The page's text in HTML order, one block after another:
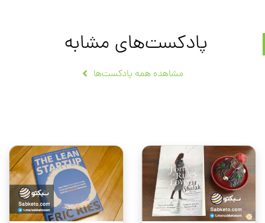
پادکست‌های مشابه
مشاهده همه پادکست‌ها